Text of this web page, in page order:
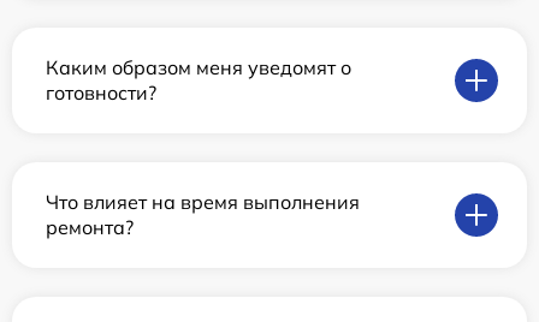
Каким образом меня уведомят о
готовности?
Что влияет на время выполнения
ремонта?